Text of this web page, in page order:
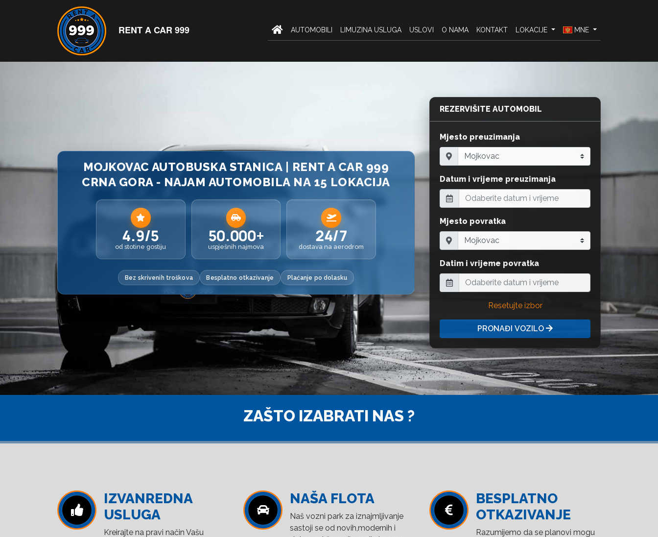
RENT A CAR 999 AUTOMOBILI LIMUZINA USLUGA USLOVI O NAMA KONTAKT LOKACIJE MNE
MOJKOVAC AUTOBUSKA STANICA | RENT A CAR 999
CRNA GORA - NAJAM AUTOMOBILA NA 15 LOKACIJA
4.9/5
od stotine gostiju
50.000+
uspješnih najmova
24/7
dostava na aerodrom
Bez skrivenih troškova Besplatno otkazivanje Plaćanje po dolasku
REZERVIŠITE AUTOMOBIL
Mjesto preuzimanja
Datum i vrijeme preuzimanja
Mjesto povratka
Datim i vrijeme povratka
Resetujte izbor
PRONAĐI VOZILO
ZAŠTO IZABRATI NAS ?
IZVANREDNA
USLUGA
Kreirajte na pravi način Vašu
NAŠA FLOTA
Naš vozni park za iznajmljivanje
sastoji se od novih,modernih i
BESPLATNO
OTKAZIVANJE
Razumijemo da se planovi mogu